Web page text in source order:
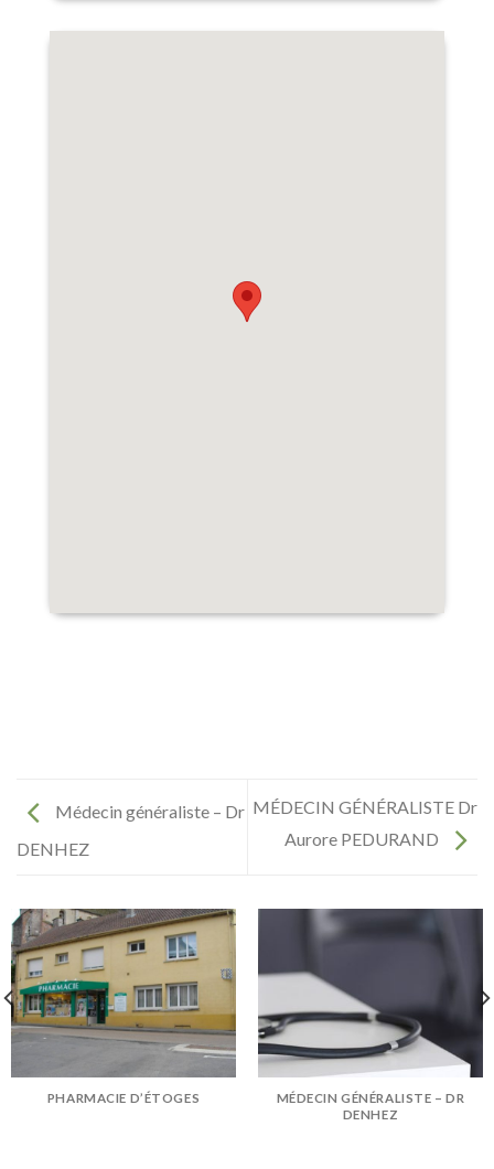
Médecin généraliste – Dr
DENHEZ
MÉDECIN GÉNÉRALISTE Dr
Aurore PEDURAND
PHARMACIE D’ÉTOGES
MÉDECIN GÉNÉRALISTE – DR
DENHEZ